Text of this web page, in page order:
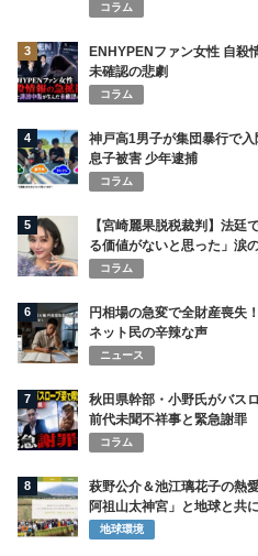
コラム
3
ENHYPENファン女性 自殺
未確認の悲劇
コラム
4
神戸高1男子が集団暴行で
息子被害 少年逮捕
コラム
5
【宮崎麗果脱税裁判】法
る価値がないと思った」涙
コラム
6
円相場の急変で全財産喪失
ネット民の辛辣な声
ニュース
7
秋田県幹部・小野氏がバス
前代未聞不祥事と緊急謝罪
コラム
8
萩野公介＆池江璃花子の熱
阿祖山太神宮」と地球と共
地球環境